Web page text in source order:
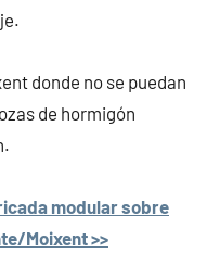
donde no se puedan
de hormigón
modular sobre
Moixent >>